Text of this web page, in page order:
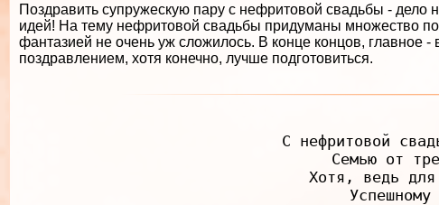
Поздравить супружескую пару с нефритовой свадьбы - дело
идей! На тему нефритовой свадьбы придуманы множество
фантазией не очень уж сложилось. В конце концов, главное
поздравлением, хотя конечно, лучше подготовиться.
С нефритовой
Семью от
Хотя, ведь